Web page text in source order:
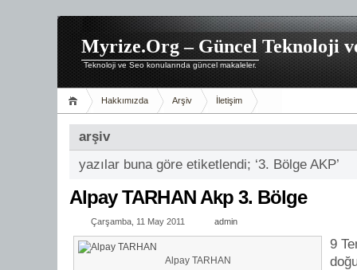
Myrize.Org – Güncel Teknoloji
Teknoloji ve Seo konularında güncel makaleler.
Hakkımızda Arşiv İletişim
arşiv
yazılar buna göre etiketlendi; ‘3. Bölge AKP’
Alpay TARHAN Akp 3. Bölge
Çarşamba, 11 May 2011 admin
Alpay TARHAN
9